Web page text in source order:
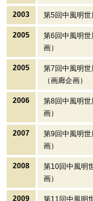
2003 第5回中風明世
2005
第6回中風明
画）
2005
第7回中風明世
（画廊企画）
2006
第8回中風明
画）
2007
第9回中風明
画）
2008
第10回中風明
画）
2009